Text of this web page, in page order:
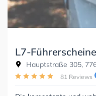
L7-
Hauptstraße 305,
81 Reviews